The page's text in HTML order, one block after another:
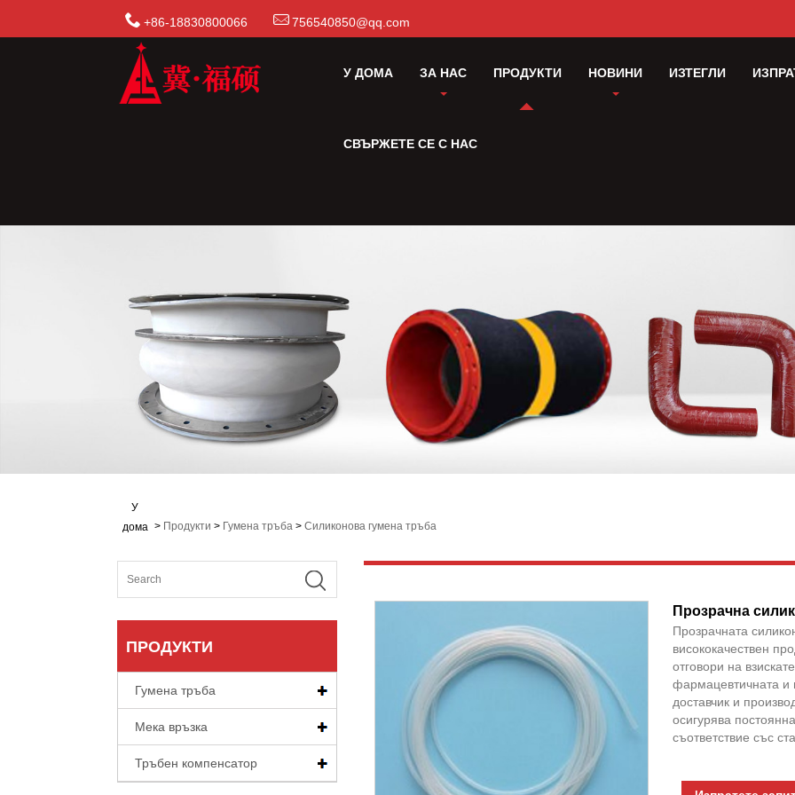
+86-18830800066 756540850@qq.com
У ДОМА ЗА НАС ПРОДУКТИ НОВИНИ ИЗТЕГЛИ
СВЪРЖЕТЕ СЕ С НАС
У
дома > Продукти > Гумена тръба > Силиконова гумена тръба
ПРОДУКТИ
Гумена тръба
Мека връзка
Тръбен компенсатор
Прозрачна
Прозрачната
висококачествен
отговори на
фармацевтичната и
доставчик и
осигурява
съответствие със